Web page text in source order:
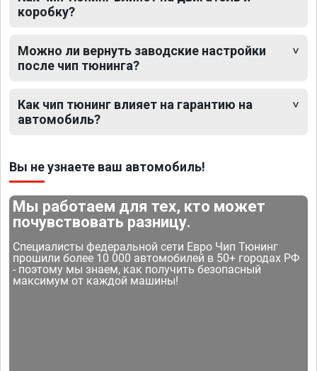
коробку?
Можно ли вернуть заводские настройки
после чип тюнинга?
Как чип тюнинг влияет на гарантию на
автомобиль?
Вы не узнаете ваш автомобиль!
Мы работаем для тех, кто может
почувствовать разницу.
Специалисты федеральной сети Евро Чип Тюнинг
прошили более 10 000 автомобилей в 50+ городах РФ
- поэтому мы знаем, как получить безопасный
максимум от каждой машины!